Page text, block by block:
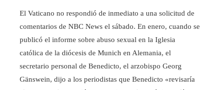
El Vaticano no respondió de inmediato a una solicitud de
comentarios de NBC News el sábado. En enero, cuando se
publicó el informe sobre abuso sexual en la Iglesia
católica de la diócesis de Munich en Alemania, el
secretario personal de Benedicto, el arzobispo Georg
Gänswein, dijo a los periodistas que Benedicto «revisaría